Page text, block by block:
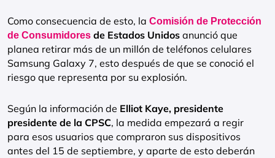
Como consecuencia de esto, la Comisión de Protección
de Consumidores de Estados Unidos anunció que
planea retirar más de un millón de teléfonos celulares
Samsung Galaxy 7, esto después de que se conoció el
riesgo que representa por su explosión.
Según la información de Elliot Kaye, presidente
presidente de la CPSC, la medida empezará a regir
para esos usuarios que compraron sus dispositivos
antes del 15 de septiembre, y aparte de esto deberán